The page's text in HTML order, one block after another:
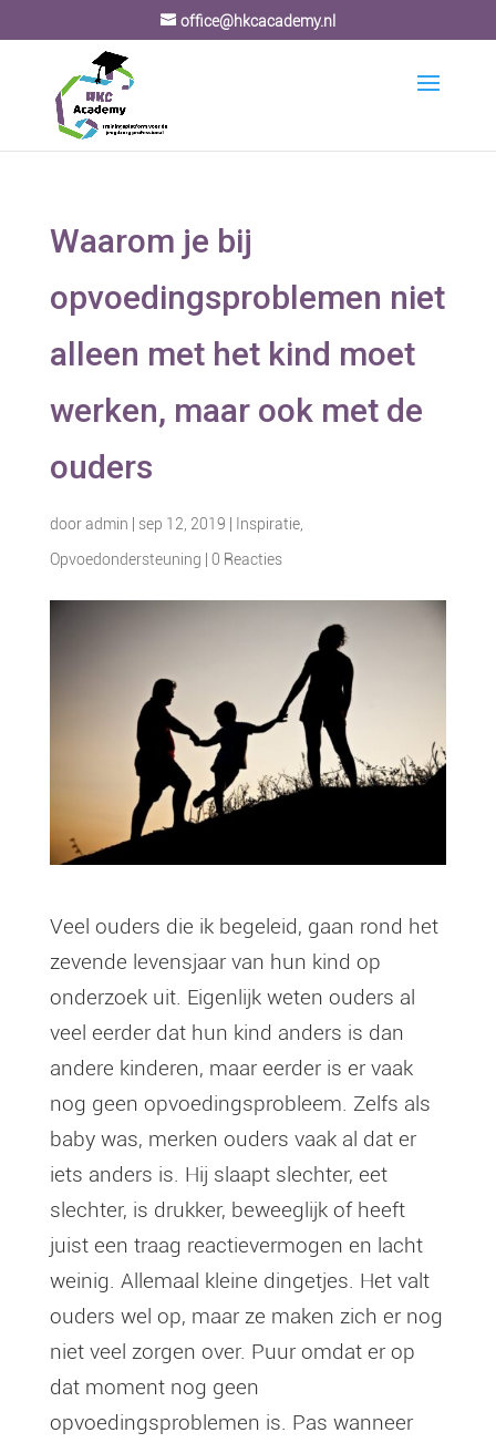
office@hkcacademy.nl
Waarom je bij
opvoedingsproblemen niet
alleen met het kind moet
werken, maar ook met de
ouders
dooradmin sep 12, 2019 Inspiratie,
Opvoedondersteuning
0 Reacties
Veel ouders die ik begeleid, gaan rond het
zevende levensjaar van hun kind op
onderzoek uit. Eigenlijk weten ouders al
veel eerder dat hun kind anders is dan
andere kinderen, maar eerder is er vaak
nog geen opvoedingsprobleem. Zelfs als
baby was, merken ouders vaak al dat er
iets anders is. Hij slaapt slechter, eet
slechter, is drukker, beweeglijk of heeft
juist een traag reactievermogen en lacht
weinig. Allemaal kleine dingetjes. Het valt
ouders wel op, maar ze maken zich er nog
niet veel zorgen over. Puur omdat er op
dat moment nog geen
opvoedingsproblemen is. Pas wanneer